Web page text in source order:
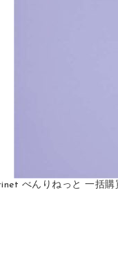
べんりねっと 一括購